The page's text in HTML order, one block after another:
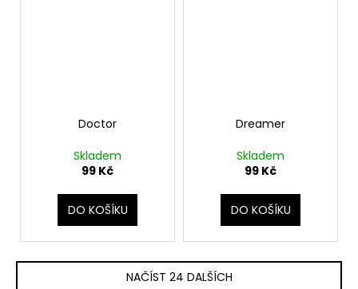
Doctor
Skladem
99 Kč
DO KOŠÍKU
Dreamer
Skladem
99 Kč
DO KOŠÍKU
NAČÍST 24 DALŠÍCH